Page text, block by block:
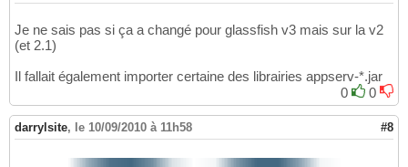
Je ne sais pas si ça a changé pour glassfish v3 mais sur la v2
(et 2.1)
Il fallait également importer certaine des librairies appserv-*.jar
0
0
darrylsite, le 10/09/2010 à 11h58 #8